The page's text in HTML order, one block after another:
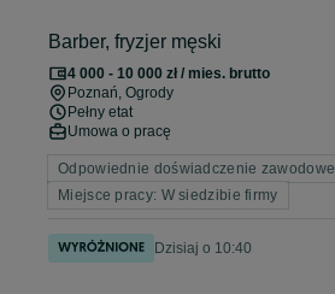
Barber, fryzjer męski
4 000 - 10 000 zł / mies. brutto
Poznań, Ogrody
Pełny etat
Umowa o pracę
Odpowiednie doświadczenie zawodowe
Miejsce pracy: W siedzibie firmy
Dzisiaj o 10:40